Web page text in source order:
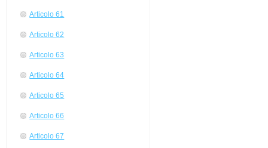
Articolo 61
Articolo 62
Articolo 63
Articolo 64
Articolo 65
Articolo 66
Articolo 67